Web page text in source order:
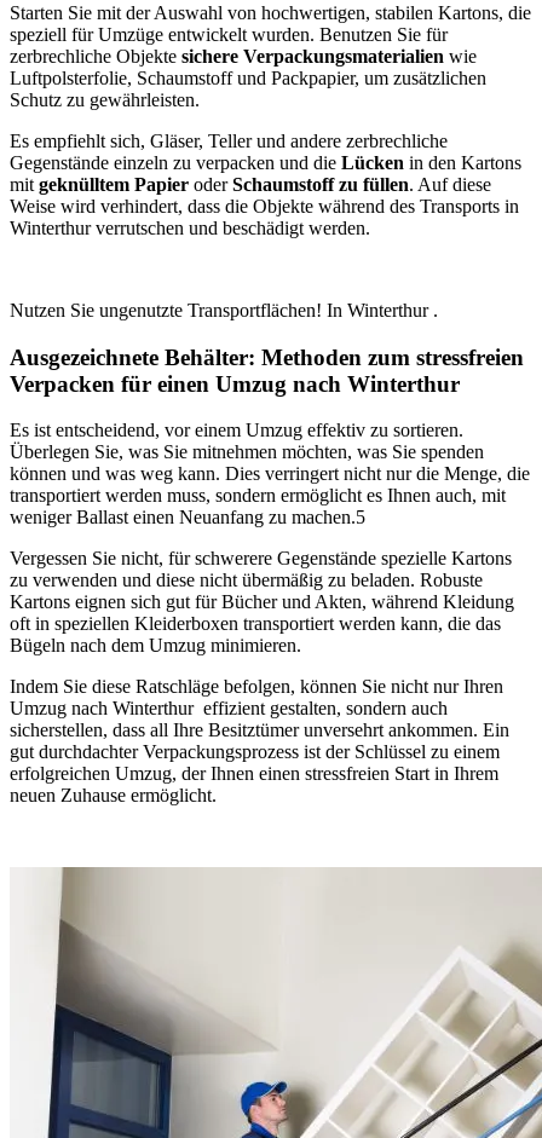
Starten Sie mit der Auswahl von hochwertigen, stabilen Kartons, die
speziell für Umzüge entwickelt wurden. Benutzen Sie für
zerbrechliche Objekte sichere Verpackungsmaterialien wie
Luftpolsterfolie, Schaumstoff und Packpapier, um zusätzlichen
Schutz zu gewährleisten.
Es empfiehlt sich, Gläser, Teller und andere zerbrechliche
Gegenstände einzeln zu verpacken und die Lücken in den Kartons
mit geknülltem Papier oderSchaumstoff zu füllen. Auf diese
Weise wird verhindert, dass die Objekte während des Transports in
Winterthur⁠ verrutschen und beschädigt werden.
Nutzen Sie ungenutzte Transportflächen! In Winterthur ⁠.
Ausgezeichnete Behälter: Methoden zum stressfreien
Verpacken für einen Umzug nach Winterthur ⁠
Es ist entscheidend, vor einem Umzug effektiv zu sortieren.
Überlegen Sie, was Sie mitnehmen möchten, was Sie spenden
können und was weg kann. Dies verringert nicht nur die Menge, die
transportiert werden muss, sondern ermöglicht es Ihnen auch, mit
weniger Ballast einen Neuanfang zu machen.5
Vergessen Sie nicht, für schwerere Gegenstände spezielle Kartons
zu verwenden und diese nicht übermäßig zu beladen. Robuste
Kartons eignen sich gut für Bücher und Akten, während Kleidung
oft in speziellen Kleiderboxen transportiert werden kann, die das
Bügeln nach dem Umzug minimieren.
Indem Sie diese Ratschläge befolgen, können Sie nicht nur Ihren
Umzug nach Winterthur ⁠ effizient gestalten, sondern auch
sicherstellen, dass all Ihre Besitztümer unversehrt ankommen. Ein
gut durchdachter Verpackungsprozess ist der Schlüssel zu einem
erfolgreichen Umzug, der Ihnen einen stressfreien Start in Ihrem
neuen Zuhause ermöglicht.